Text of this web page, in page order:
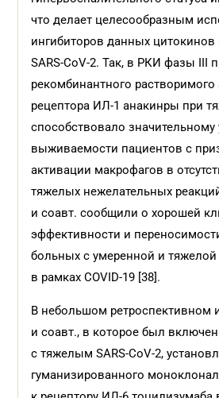
что делает целесообразным
ингибиторов данных
SARS-CoV-2. Так, в РКИ фазы III
рекомбинантного растворимого
рецептора ИЛ-1 анакинры при
способствовало
выживаемости пациентов с
активации макрофагов в
тяжелых нежелательных
и соавт. сообщили о хорошей
эффективности и
больных с умеренной и
в рамках COVID-19 [38].
В небольшом ретроспективном
и соавт., в которое был
с тяжелым SARS-CoV-2,
гуманизированного